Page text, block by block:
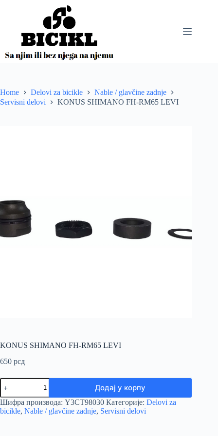
Home Delovi za bicikle
Nable / glavčine zadnje
Servisni delovi
KONUS SHIMANO FH-RM65 LEVI
KONUS SHIMANO FH-RM65 LEVI
650 рсд
KONUS
SHIMANO
FH-
RM65
LEVI
Додај у корпу
Шифра производа: Y3CT98030 Категорије: Delovi za
bicikle, Nable / glavčine zadnje, Servisni delovi